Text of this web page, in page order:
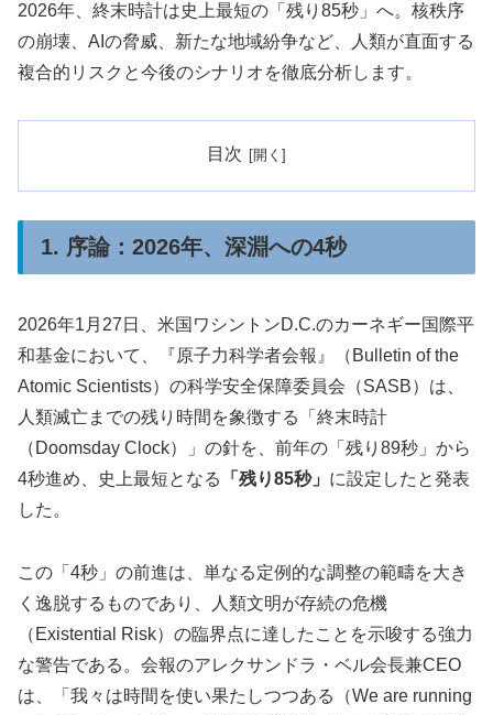
2026年、終末時計は史上最短の「残り85秒」へ。核秩序
の崩壊、AIの脅威、新たな地域紛争など、人類が直面する
複合的リスクと今後のシナリオを徹底分析します。
目次
1. 序論：2026年、深淵への4秒
2026年1月27日、米国ワシントンD.C.のカーネギー国際平
和基金において、『原子力科学者会報』（Bulletin of the
Atomic Scientists）の科学安全保障委員会（SASB）は、
人類滅亡までの残り時間を象徴する「終末時計
（Doomsday Clock）」の針を、前年の「残り89秒」から
4秒進め、史上最短となる
「残り85秒」 に設定したと発表
した。
この「4秒」の前進は、単なる定例的な調整の範疇を大き
く逸脱するものであり、人類文明が存続の危機
（Existential Risk）の臨界点に達したことを示唆する強力
な警告である。会報のアレクサンドラ・ベル会長兼CEO
は、「我々は時間を使い果たしつつある（We are running